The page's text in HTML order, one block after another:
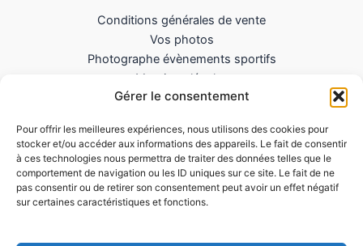
Gérer le consentement
Pour offrir les meilleures expériences, nous utilisons des cookies pour
stocker et/ou accéder aux informations des appareils. Le fait de consentir
à ces technologies nous permettra de traiter des données telles que le
comportement de navigation ou les ID uniques sur ce site. Le fait de ne
pas consentir ou de retirer son consentement peut avoir un effet négatif
sur certaines caractéristiques et fonctions.
Conditions générales de vente
Vos photos
Photographe évènements sportifs
Mentions légales
Mes Téléchargements
Politique de cookies (UE)